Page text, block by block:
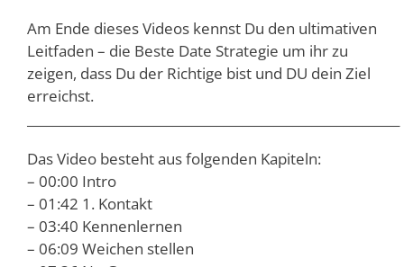
Am Ende dieses Videos kennst Du den ultimativen
Leitfaden – die Beste Date Strategie um ihr zu
zeigen, dass Du der Richtige bist und DU dein Ziel
erreichst.
Das Video besteht aus folgenden Kapiteln:
– 00:00 Intro
– 01:42 1. Kontakt
– 03:40 Kennenlernen
– 06:09 Weichen stellen